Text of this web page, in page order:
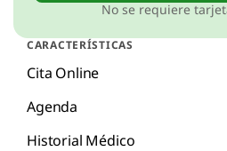
CARACTERÍSTICAS
Cita Online
Agenda
Historial Médico
No se requiere